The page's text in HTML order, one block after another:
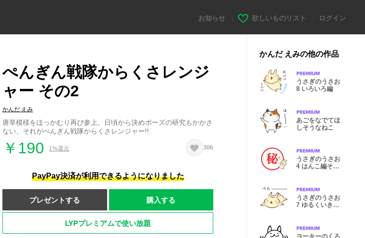
お知らせ 欲しいものリスト ログイン
ぺんぎん戦隊からくさレンジ
ャー その2
かんだ えみ
唐草模様をほっかむり再び参上。日頃から決めポーズの研究もかかさ
ない、それがぺんぎん戦隊からくさレンジャー!!
￥190 1%還元 306
PayPay決済が利用できるようになりました
プレゼントする 購入する
LYPプレミアムで使い放題
かんだ えみの他の作品
うさぎのうさお
8 いろいろ編
あごをなでてほ
しそうなねこ
うさぎのうさお
4 はんこ編その
うさぎのうさお
7 ゆるくいきま
ヨーキーのくろ